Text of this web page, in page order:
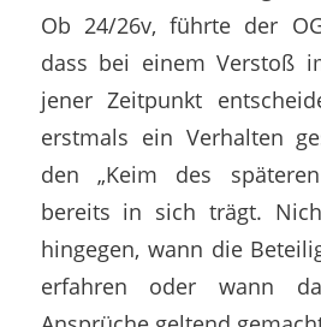
Ob 24/26v, führte der
dass bei einem Verstoß
jener Zeitpunkt
erstmals ein Verhalten
den „Keim des späteren
bereits in sich trägt.
hingegen, wann die
erfahren oder wann